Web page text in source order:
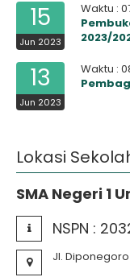
15
Jun 2023
Waktu :
2023/
13
Jun 2023
Waktu :
Lokasi
SMA Negeri 1
NSPN :
Jl.